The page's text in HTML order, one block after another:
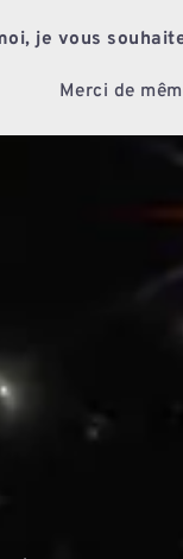
je vous
Merci de